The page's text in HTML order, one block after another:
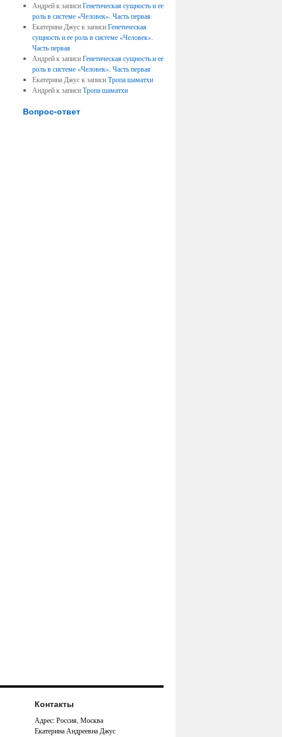
Андрей к записиГенетическая сущность и ее
роль в системе «Человек». Часть первая
Екатерина Джус к записиГенетическая
сущность и ее роль в системе «Человек».
Часть первая
Андрей к записиГенетическая сущность и ее
роль в системе «Человек». Часть первая
Екатерина Джус к записиТропа шаматхи
Андрей к записиТропа шаматхи
Вопрос-ответ
Контакты
Адрес: Россия, Москва
Екатерина Андреевна Джус